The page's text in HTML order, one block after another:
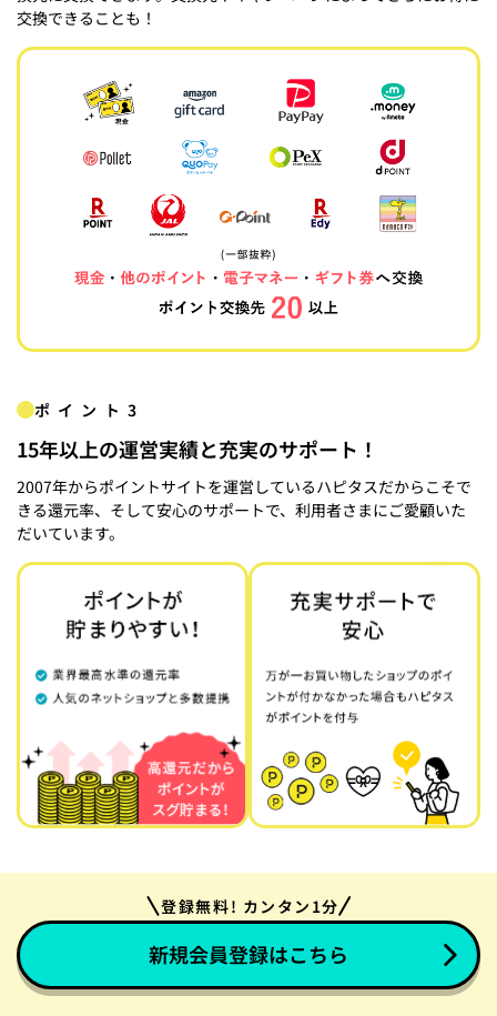
交換できることも！
ポイント3
15年以上の運営実績と充実のサポート！
2007年からポイントサイトを運営しているハピタスだからこそで
きる還元率、そして安心のサポートで、利用者さまにご愛顧いた
だいています。
登録無料! カンタン1分
新規会員登録はこちら